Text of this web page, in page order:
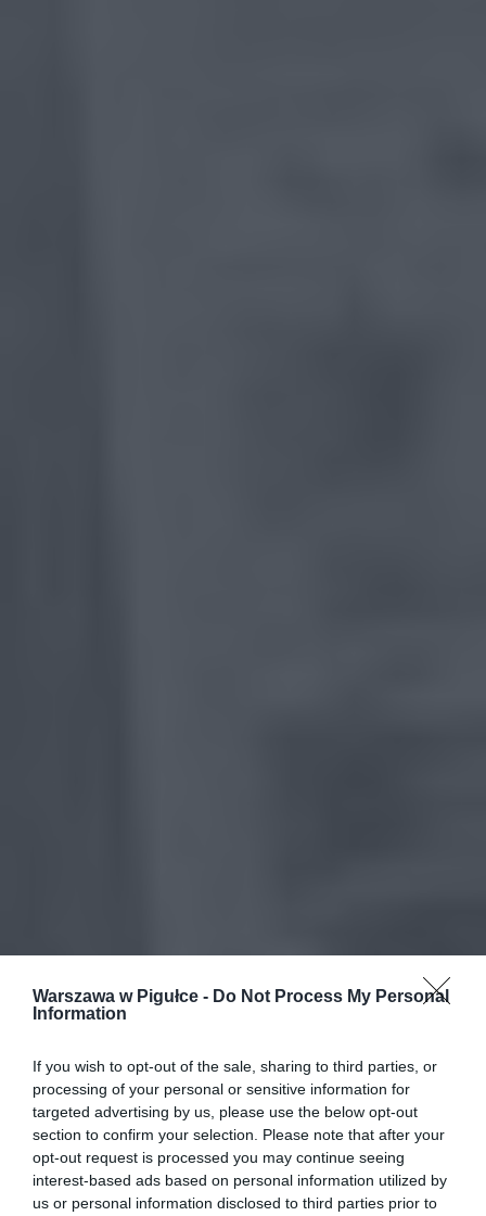
Warszawa w Pigułce - Do Not Process My Personal
Information
If you wish to opt-out of the sale, sharing to third parties, or
processing of your personal or sensitive information for
targeted advertising by us, please use the below opt-out
section to confirm your selection. Please note that after your
opt-out request is processed you may continue seeing
interest-based ads based on personal information utilized by
us or personal information disclosed to third parties prior to